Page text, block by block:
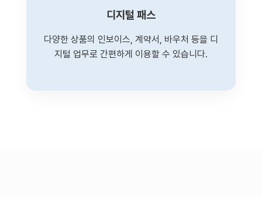
디지털 패스
다양한 상품의 인보이스, 계약서, 바우처 등을 디
지털 업무로 간편하게 이용할 수 있습니다.